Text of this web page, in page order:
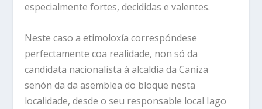
especialmente fortes, decididas e valentes.
Neste caso a etimoloxía correspóndese
perfectamente coa realidade, non só da
candidata nacionalista á alcaldía da Caniza
senón da da asemblea do bloque nesta
localidade, desde o seu responsable local Iago